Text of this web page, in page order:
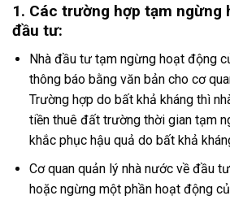
1. Các trường hợp tạm ngừng
đầu tư:
Nhà đầu tư tạm ngừng hoạt động
thông báo bằng văn bản cho cơ
Trường hợp do bất khả kháng thì
tiền thuê đất trường thời gian tạm
khắc phục hậu quả do bất khả
Cơ quan quản lý nhà nước về đầu
hoặc ngừng một phần hoạt động